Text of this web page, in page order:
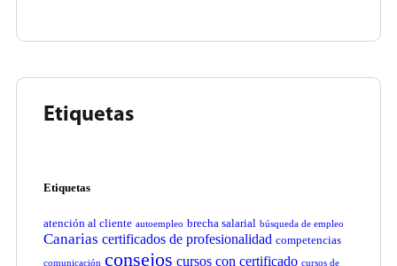
Etiquetas
Etiquetas
atención al cliente autoempleo brecha salarial búsqueda de empleo
Canarias certificados de profesionalidad competencias
comunicación consejos cursos con certificado cursos de